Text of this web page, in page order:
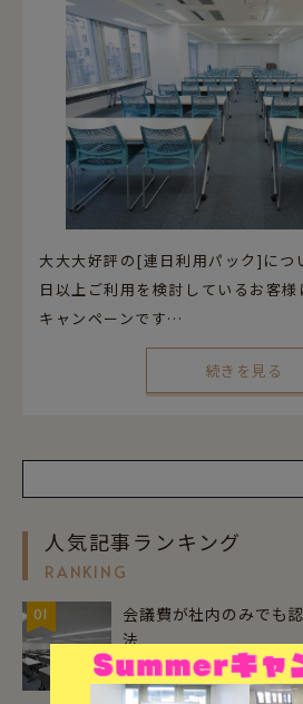
大大大好評の[連日利用パック]につ
日以上ご利用を検討しているお客
キャンペーンです…
続きを見る
人気記事ランキング
RANKING
01
会議費が社内のみでも
法